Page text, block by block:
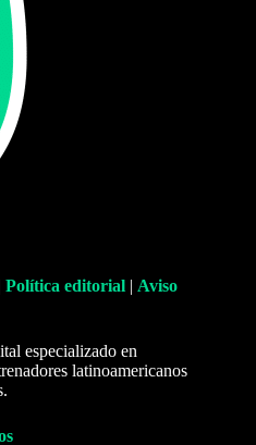
Política editorial | Aviso
especializado en
latinoamericanos